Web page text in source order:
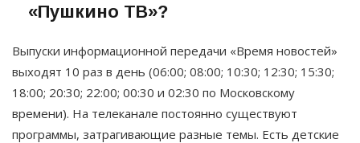
«Пушкино ТВ»?
Выпуски информационной передачи «Время новостей»
выходят 10 раз в день (06:00; 08:00; 10:30; 12:30; 15:30;
18:00; 20:30; 22:00; 00:30 и 02:30 по Московскому
времени). На телеканале постоянно существуют
программы, затрагивающие разные темы. Есть детские